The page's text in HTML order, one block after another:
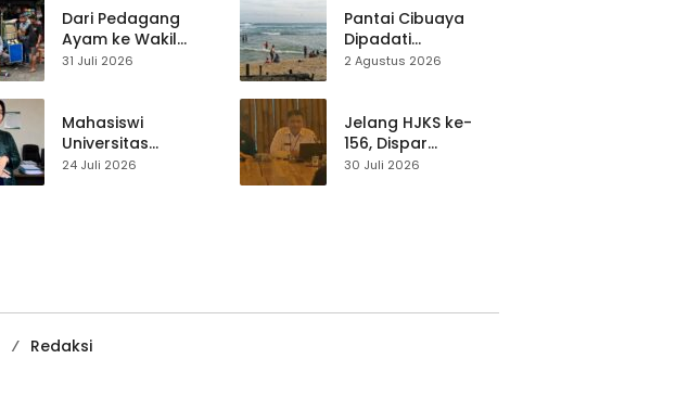
Live Streaming
Dari Pedagang
Ayam ke Wakil
Ketua DPRD, H.
Pasar Cisaat
31 Juli 2026
Mahasiswi
Universitas
Muhammadiyah
24 Juli 2026
Pantai Cibuaya
Dipadati
Wisatawan,
Waspada
2 Agustus 2026
Jelang HJKS ke-
156, Dispar
Kabupaten
30 Juli 2026
Redaksi